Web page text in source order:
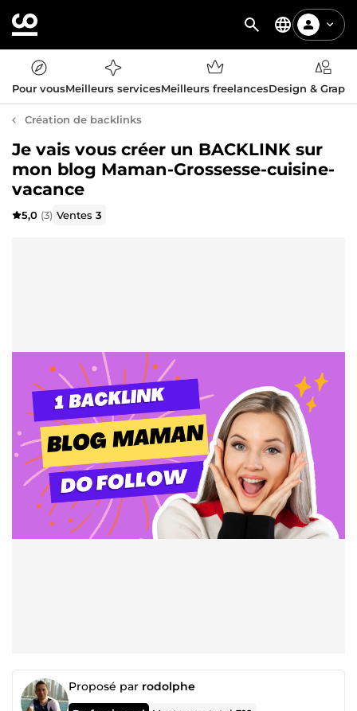
Pour vousMeilleurs servicesMeilleurs freelancesDesign &
Création de backlinks
Je vais vous créer un BACKLINK sur
mon blog Maman-Grossesse-cuisine-
vacance
5,0 (3) Ventes3
Proposé par rodolphe